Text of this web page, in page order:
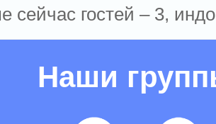
сейчас гостей – 3,
Наши